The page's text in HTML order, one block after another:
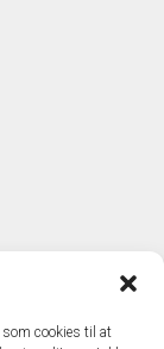
som cookies til at